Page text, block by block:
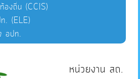
องถิ่น (CCIS)
. (ELE)
อปท.
หน่วยงาน สถ.